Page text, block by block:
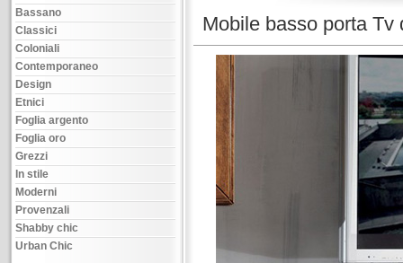
Bassano
Classici
Coloniali
Contemporaneo
Design
Etnici
Foglia argento
Foglia oro
Grezzi
In stile
Moderni
Provenzali
Shabby chic
Urban Chic
Mobile basso porta Tv